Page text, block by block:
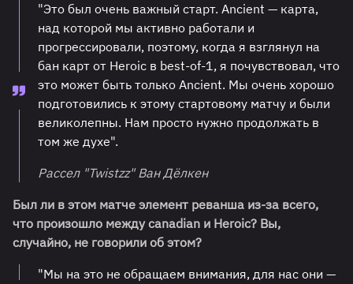
"Это был очень важный старт. Ancient — карта,
над которой мы активно работали и
прогрессировали, поэтому, когда я взглянул на
бан карт от Heroic в best-of-1, я почувствовал, что
это может быть только Ancient. Мы очень хорошо
подготовились к этому стартовому матчу и были
великолепны. Нам просто нужно продолжать в
том же духе".
Рассел "⁠Twistzz⁠" Ван Дёлкен
Был ли в этом матче элемент реванша из-за всего,
что произошло между canadian и Heroic? Вы,
случайно, не говорили об этом?
"Мы на это не обращаем внимания, для нас они —